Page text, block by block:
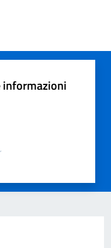
informazioni